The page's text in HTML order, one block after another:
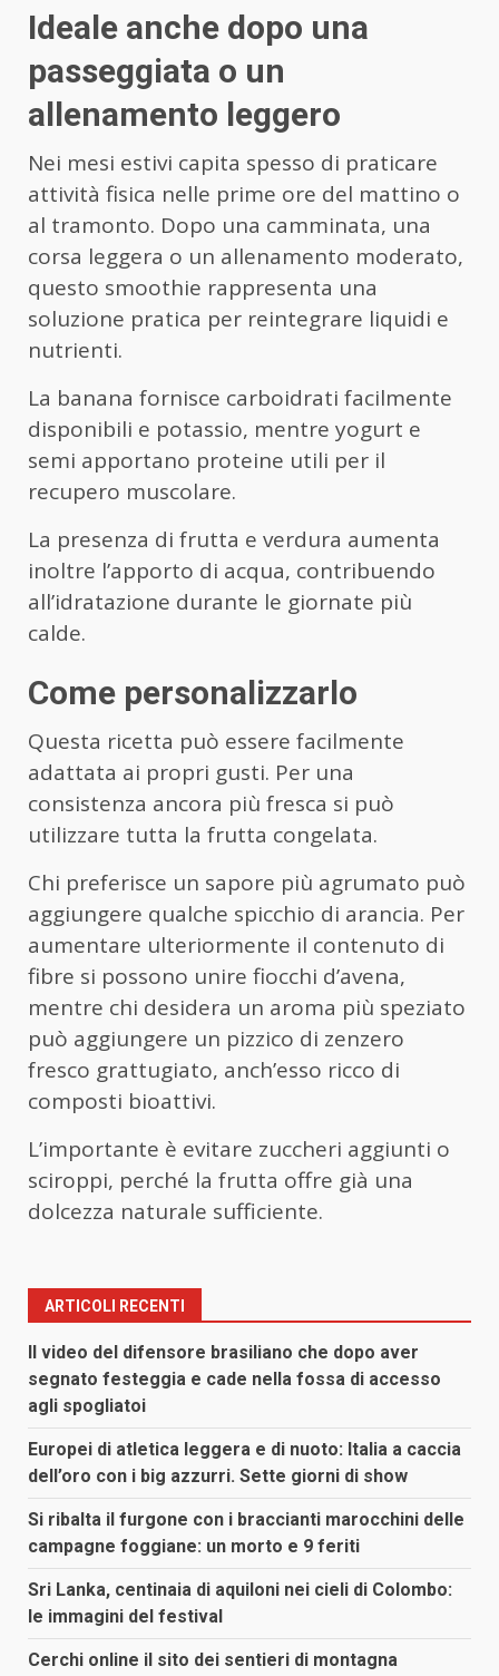
Ideale anche dopo una
passeggiata o un
allenamento leggero
Nei mesi estivi capita spesso di praticare
attività fisica nelle prime ore del mattino o
al tramonto. Dopo una camminata, una
corsa leggera o un allenamento moderato,
questo smoothie rappresenta una
soluzione pratica per reintegrare liquidi e
nutrienti.
La banana fornisce carboidrati facilmente
disponibili e potassio, mentre yogurt e
semi apportano proteine utili per il
recupero muscolare.
La presenza di frutta e verdura aumenta
inoltre l’apporto di acqua, contribuendo
all’idratazione durante le giornate più
calde.
Come personalizzarlo
Questa ricetta può essere facilmente
adattata ai propri gusti. Per una
consistenza ancora più fresca si può
utilizzare tutta la frutta congelata.
Chi preferisce un sapore più agrumato può
aggiungere qualche spicchio di arancia. Per
aumentare ulteriormente il contenuto di
fibre si possono unire fiocchi d’avena,
mentre chi desidera un aroma più speziato
può aggiungere un pizzico di zenzero
fresco grattugiato, anch’esso ricco di
composti bioattivi.
L’importante è evitare zuccheri aggiunti o
sciroppi, perché la frutta offre già una
dolcezza naturale sufficiente.
ARTICOLI RECENTI
Il video del difensore brasiliano che dopo aver
segnato festeggia e cade nella fossa di accesso
agli spogliatoi
Europei di atletica leggera e di nuoto: Italia a caccia
dell’oro con i big azzurri. Sette giorni di show
Si ribalta il furgone con i braccianti marocchini delle
campagne foggiane: un morto e 9 feriti
Sri Lanka, centinaia di aquiloni nei cieli di Colombo:
le immagini del festival
Cerchi online il sito dei sentieri di montagna